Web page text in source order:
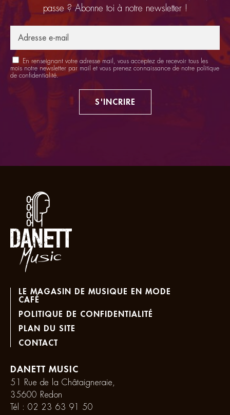
passe ? Abonne toi à notre newsletter !
En renseignant votre adresse mail, vous acceptez de recevoir tous les
mois notre newsletter par mail et vous prenez connaissance de notre politique
de confidentialité.
S'INCRIRE
LE MAGASIN DE MUSIQUE EN MODE
CAFÉ
POLITIQUE DE CONFIDENTIALITÉ
PLAN DU SITE
CONTACT
DANETT MUSIC
51 Rue de la Châtaigneraie,
35600 Redon
Tél : 02 23 63 91 50